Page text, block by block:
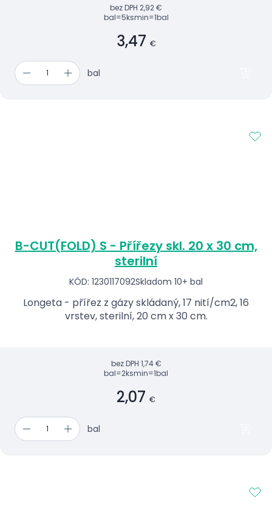
bez DPH 2,92 €
bal=5ksmin=1bal
3,47 €
bal
B-CUT(FOLD) S - Přířezy skl. 20 x 30 cm,
sterilní
KÓD: 1230117092Skladom 10+ bal
Longeta - přířez z gázy skládaný, 17 nití/cm2, 16
vrstev, sterilní, 20 cm x 30 cm.
bez DPH 1,74 €
bal=2ksmin=1bal
2,07 €
bal